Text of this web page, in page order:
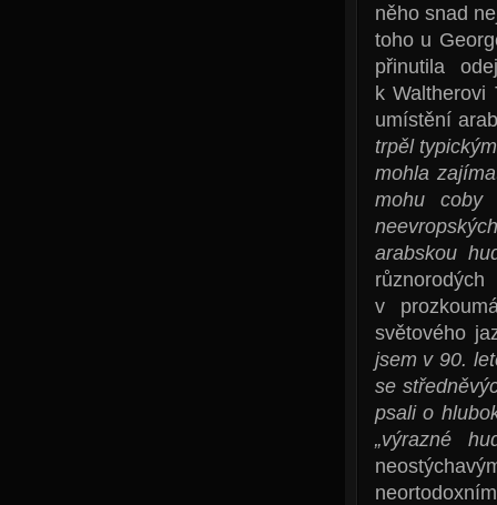
něho snad
toho u
přinutila
k
umístění
trpěl
mohla
mohu coby
arabskou
v
světového
jsem v 90.
se
psali o
„výrazné